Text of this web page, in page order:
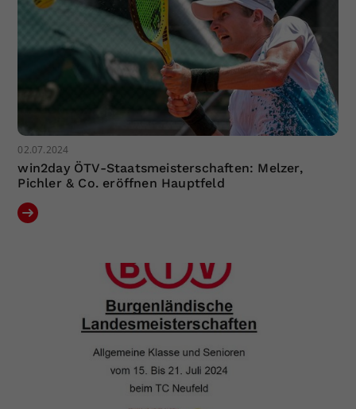
02.07.2024
win2day ÖTV-Staatsmeisterschaften: Melzer,
Pichler & Co. eröffnen Hauptfeld